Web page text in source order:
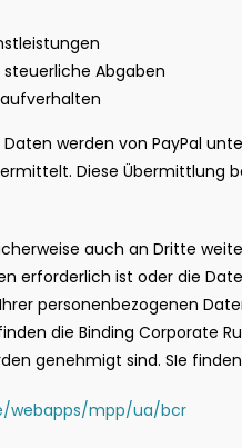
Abgaben
werden von PayPal
Diese Übermittlung
auch an Dritte
erforderlich ist oder die
personenbezogenen
die Binding Corporate
genehmigt sind. SIe
webapps/mpp/ua/bcr